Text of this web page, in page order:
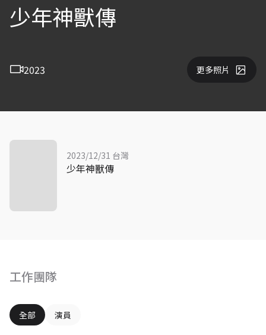
少年神獸傳
2023 更多照片
工作團隊
全部 演員
2023/12/31 台灣
少年神獸傳